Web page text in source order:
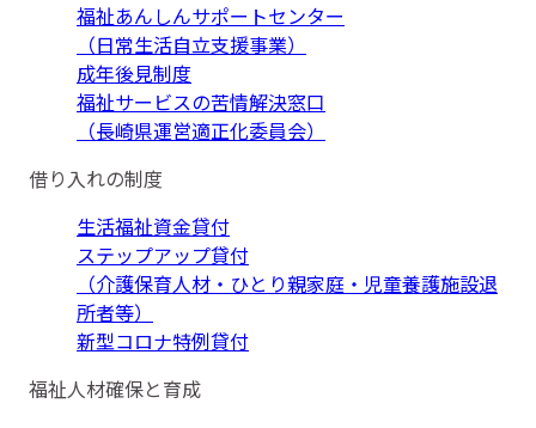
福祉あんしんサポートセンター
（日常生活自立支援事業）
成年後見制度
福祉サービスの苦情解決窓口
（長崎県運営適正化委員会）
借り入れの制度
生活福祉資金貸付
ステップアップ貸付
（介護保育人材・ひとり親家庭・児童養護施設退
所者等）
新型コロナ特例貸付
福祉人材確保と育成